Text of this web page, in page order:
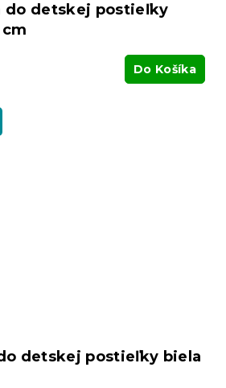
do detskej postieľky
Do Košíka
detskej postieľky biela